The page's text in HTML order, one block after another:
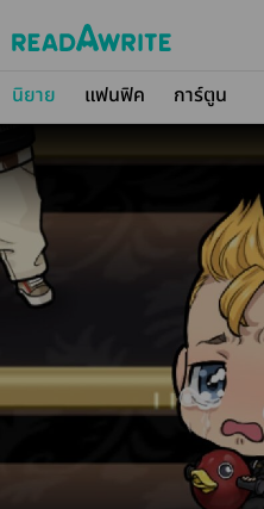
นิยาย แฟนฟิค การ์ตูน